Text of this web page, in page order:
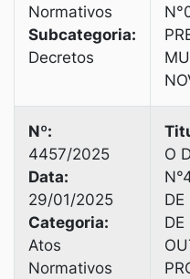
Normativos
Subcategoria:
Decretos
Nº:
4457/2025
Data:
29/01/2025
Categoria:
Atos
Normativos
O
DE